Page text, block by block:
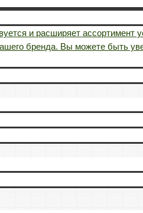
и расширяет ассортимент
бренда. Вы можете быть